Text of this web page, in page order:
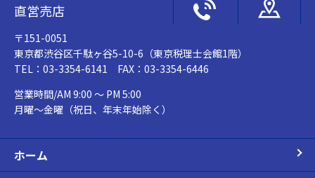
直営売店
〒151-0051
東京都渋谷区千駄ヶ谷5-10-6（東京税理士会館1階）
TEL：03-3354-6141 FAX：03-3354-6446
営業時間/AM 9:00 ～ PM 5:00
月曜～金曜（祝日、年末年始除く）
ホーム